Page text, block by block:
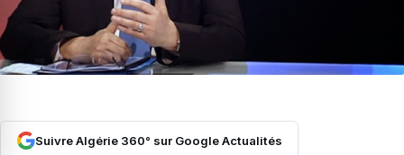
Suivre Algérie 360° sur Google Actualités